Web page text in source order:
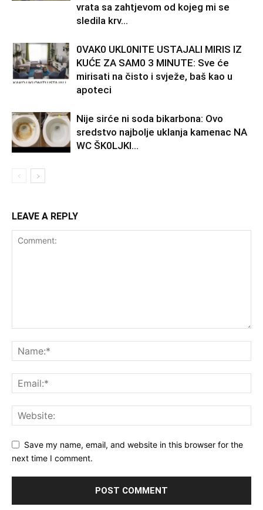
vrata sa zahtjevom od kojeg mi se
sledila krv...
0VAK0 UKL0NlTE USTAJALl MIRIS IZ
KUĆE ZA SAM0 3 MINUTE: Sve će
mirisati na čisto i svježe, baš kao u
apoteci
Nije sirće ni soda bikarbona: Ovo
sredstvo najbolje uklanja kamenac NA
WC ŠK0LJKl…
LEAVE A REPLY
Save my name, email, and website in this browser for the
next time I comment.